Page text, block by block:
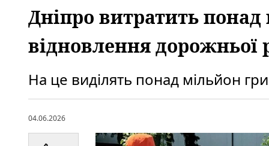
Дніпро витратить
відновлення дорожньої
На це виділять понад мільйон
04.06.2026